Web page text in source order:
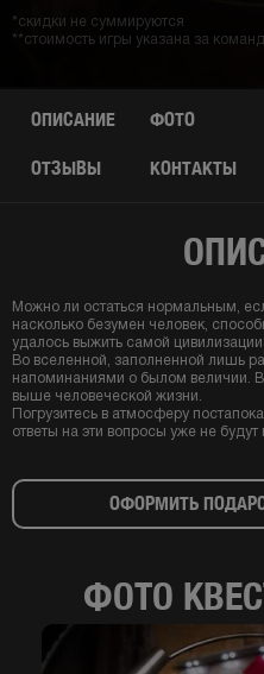
*скидки не суммируются
**стоимость игры указана за
ОПИСАНИЕ ФОТО
ОТЗЫВЫ КОНТАКТЫ
Можно ли остаться нормальным,
насколько безумен человек,
удалось выжить самой
Во вселенной, заполненной лишь
напоминаниями о былом величии. В
выше человеческой жизни.
Погрузитесь в атмосферу
ответы на эти вопросы уже не будут
ОФОРМИТЬ
ФОТО